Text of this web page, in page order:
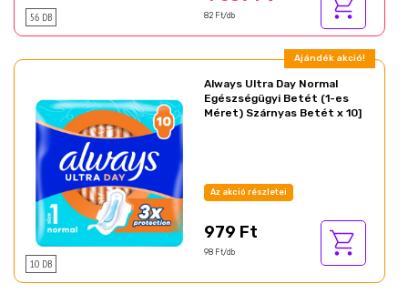
56 DB 82 Ft/db
Ajándék akció!
10 DB
Always Ultra Day Normal
Egészségügyi Betét (1-es
Méret) Szárnyas Betét x 10]
Az akció részletei
979 Ft
98 Ft/db